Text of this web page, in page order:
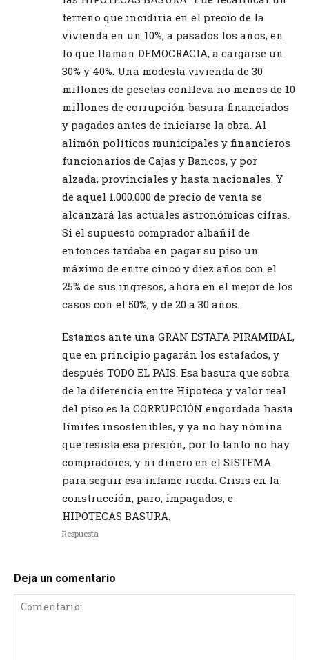
terreno que incidiría en el precio de la
vivienda en un 10%, a pasados los años, en
lo que llaman DEMOCRACIA, a cargarse un
30% y 40%. Una modesta vivienda de 30
millones de pesetas conlleva no menos de 10
millones de corrupción-basura financiados
y pagados antes de iniciarse la obra. Al
alimón políticos municipales y financieros
funcionarios de Cajas y Bancos, y por
alzada, provinciales y hasta nacionales. Y
de aquel 1.000.000 de precio de venta se
alcanzará las actuales astronómicas cifras.
Si el supuesto comprador albañil de
entonces tardaba en pagar su piso un
máximo de entre cinco y diez años con el
25% de sus ingresos, ahora en el mejor de los
casos con el 50%, y de 20 a 30 años.
Estamos ante una GRAN ESTAFA PIRAMIDAL,
que en principio pagarán los estafados, y
después TODO EL PAIS. Esa basura que sobra
de la diferencia entre Hipoteca y valor real
del piso es la CORRUPCIÓN engordada hasta
límites insostenibles, y ya no hay nómina
que resista esa presión, por lo tanto no hay
compradores, y ni dinero en el SISTEMA
para seguir esa infame rueda. Crisis en la
construcción, paro, impagados, e
HIPOTECAS BASURA.
Respuesta
Deja un comentario